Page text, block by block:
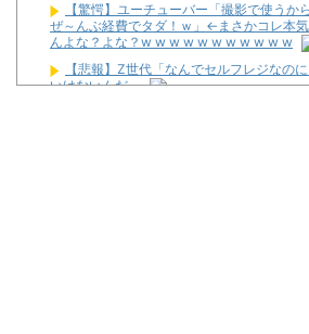
【驚愕】ユーチューバー「撮影で使うか
ぜ～んぶ経費でタダ！ｗ」←まさかコレ本
んよな？よな？w w w w w w w w w w w
【悲報】Z世代「なんでセルフレジなの
いけないんだ」